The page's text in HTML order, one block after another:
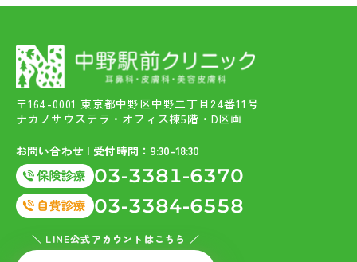
〒164-0001 東京都中野区中野二丁目24番11号
ナカノサウステラ・オフィス棟5階・D区画
お問い合わせ | 受付時間：9:30-18:30
03-3381-6370
03-3384-6558
＼ LINE公式アカウントはこちら ／